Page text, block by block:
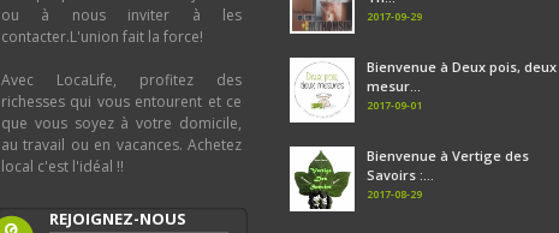
ou à nous inviter à les
contacter.L'union fait la force!
Avec LocaLife, profitez des
richesses qui vous entourent et ce
que vous soyez à votre domicile,
au travail ou en vacances. Achetez
local c'est l'idéal !!
REJOIGNEZ-NOUS
2017-09-29
Bienvenue à Deux pois, deux
mesur...
2017-09-01
Bienvenue à Vertige des
Savoirs :...
2017-08-29